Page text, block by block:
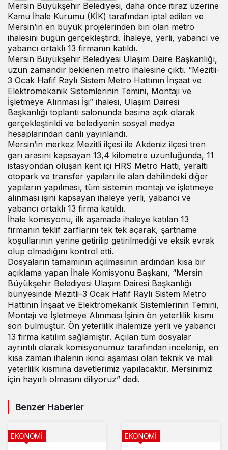
Mersin Büyükşehir Belediyesi, daha önce itiraz üzerine
Kamu İhale Kurumu (KİK) tarafından iptal edilen ve
Mersin’in en büyük projelerinden biri olan metro
ihalesini bugün gerçekleştirdi. İhaleye, yerli, yabancı ve
yabancı ortaklı 13 firmanın katıldı.
Mersin Büyükşehir Belediyesi Ulaşım Daire Başkanlığı,
uzun zamandır beklenen metro ihalesine çıktı. “Mezitli-
3 Ocak Hafif Raylı Sistem Metro Hattının İnşaat ve
Elektromekanik Sistemlerinin Temini, Montajı ve
İşletmeye Alınması İşi” ihalesi, Ulaşım Dairesi
Başkanlığı toplantı salonunda basına açık olarak
gerçekleştirildi ve belediyenin sosyal medya
hesaplarından canlı yayınlandı.
Mersin’in merkez Mezitli ilçesi ile Akdeniz ilçesi tren
garı arasını kapsayan 13,4 kilometre uzunluğunda, 11
istasyondan oluşan kent içi HRS Metro Hattı, yeraltı
otopark ve transfer yapıları ile alan dahilindeki diğer
yapıların yapılması, tüm sistemin montajı ve işletmeye
alınması işini kapsayan ihaleye yerli, yabancı ve
yabancı ortaklı 13 firma katıldı.
İhale komisyonu, ilk aşamada ihaleye katılan 13
firmanın teklif zarflarını tek tek açarak, şartname
koşullarının yerine getirilip getirilmediği ve eksik evrak
olup olmadığını kontrol etti.
Dosyaların tamamının açılmasının ardından kısa bir
açıklama yapan İhale Komisyonu Başkanı, “Mersin
Büyükşehir Belediyesi Ulaşım Dairesi Başkanlığı
bünyesinde Mezitli-3 Ocak Hafif Raylı Sistem Metro
Hattının İnşaat ve Elektromekanik Sistemlerinin Temini,
Montajı ve İşletmeye Alınması İşinin ön yeterlilik kısmı
son bulmuştur. Ön yeterlilik ihalemize yerli ve yabancı
13 firma katılım sağlamıştır. Açılan tüm dosyalar
ayrıntılı olarak komisyonumuz tarafından incelenip, en
kısa zaman ihalenin ikinci aşaması olan teknik ve mali
yeterlilik kısmına davetlerimiz yapılacaktır. Mersinimiz
için hayırlı olmasını diliyoruz” dedi.
Benzer Haberler
EKONOMİ EKONOMİ